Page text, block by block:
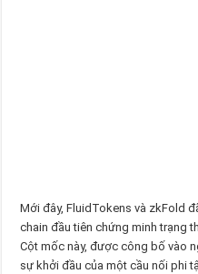
Mới đây, FluidTokens và zkFold
chain đầu tiên chứng minh trạng
Cột mốc này, được công bố vào
sự khởi đầu của một cầu nối phi